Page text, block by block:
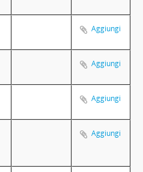
Aggiungi
Aggiungi
Aggiungi
Aggiungi